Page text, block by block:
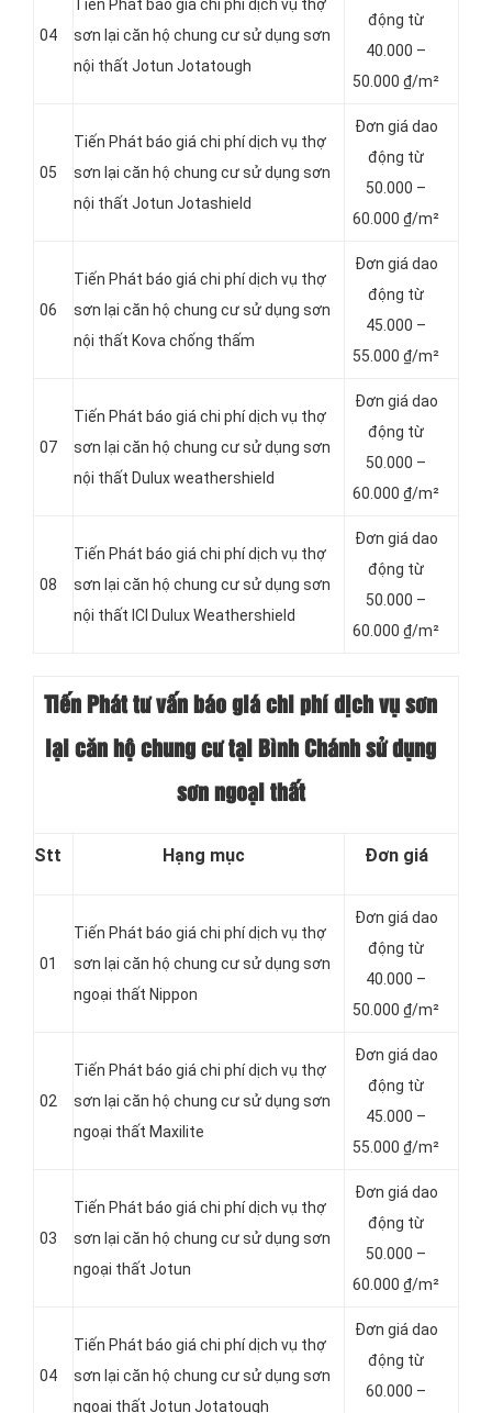
04
Tiến Phát báo giá chi phí dịch vụ thợ
sơn lại căn hộ chung cư sử dụng sơn
nội thất Jotun Jotatough
động từ
40.000 –
50.000 ₫/m²
05
Tiến Phát báo giá chi phí dịch vụ thợ
sơn lại căn hộ chung cư sử dụng sơn
nội thất Jotun Jotashield
Đơn giá dao
động từ
50.000 –
60.000 ₫/m²
06
Tiến Phát báo giá chi phí dịch vụ thợ
sơn lại căn hộ chung cư sử dụng sơn
nội thất Kova chống thấm
Đơn giá dao
động từ
45.000 –
55.000 ₫/m²
07
Tiến Phát báo giá chi phí dịch vụ thợ
sơn lại căn hộ chung cư sử dụng sơn
nội thất Dulux weathershield
Đơn giá dao
động từ
50.000 –
60.000 ₫/m²
08
Tiến Phát báo giá chi phí dịch vụ thợ
sơn lại căn hộ chung cư sử dụng sơn
nội thất ICI Dulux Weathershield
Đơn giá dao
động từ
50.000 –
60.000 ₫/m²
Tiến Phát tư vấn báo giá chi phí dịch vụ sơn
lại căn hộ chung cư tại Bình Chánh sử dụng
sơn ngoại thất
Stt Hạng mục Đơn giá
01
Tiến Phát báo giá chi phí dịch vụ thợ
sơn lại căn hộ chung cư sử dụng sơn
ngoại thất Nippon
Đơn giá dao
động từ
40.000 –
50.000 ₫/m²
02
Tiến Phát báo giá chi phí dịch vụ thợ
sơn lại căn hộ chung cư sử dụng sơn
ngoại thất Maxilite
Đơn giá dao
động từ
45.000 –
55.000 ₫/m²
03
Tiến Phát báo giá chi phí dịch vụ thợ
sơn lại căn hộ chung cư sử dụng sơn
ngoại thất Jotun
Đơn giá dao
động từ
50.000 –
60.000 ₫/m²
04
Tiến Phát báo giá chi phí dịch vụ thợ
sơn lại căn hộ chung cư sử dụng sơn
ngoại thất Jotun Jotatough
Đơn giá dao
động từ
60.000 –